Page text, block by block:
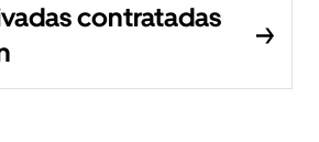
contratadas